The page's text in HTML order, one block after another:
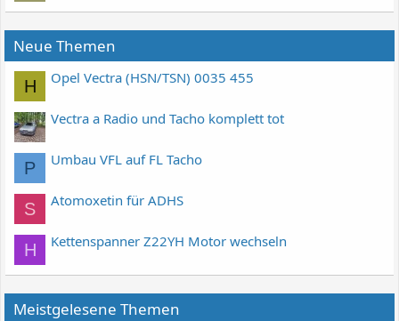
Neue Themen
H Opel Vectra (HSN/TSN) 0035 455
Vectra a Radio und Tacho komplett tot
P Umbau VFL auf FL Tacho
S Atomoxetin für ADHS
H Kettenspanner Z22YH Motor wechseln
Meistgelesene Themen